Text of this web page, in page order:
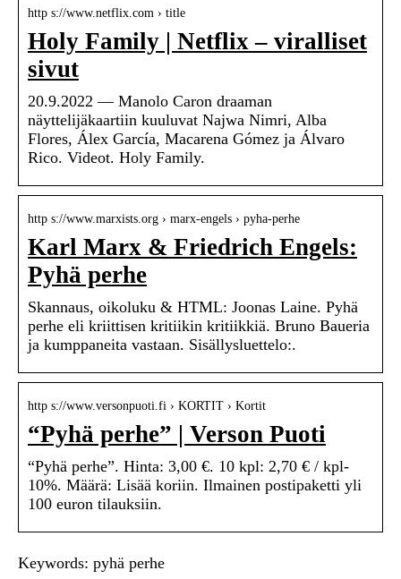
http s://www.netflix.com › title
Holy Family | Netflix – viralliset
sivut
20.9.2022 — Manolo Caron draaman
näyttelijäkaartiin kuuluvat Najwa Nimri, Alba
Flores, Álex García, Macarena Gómez ja Álvaro
Rico. Videot. Holy Family.
http s://www.marxists.org › marx-engels › pyha-perhe
Karl Marx & Friedrich Engels:
Pyhä perhe
Skannaus, oikoluku & HTML: Joonas Laine. Pyhä
perhe eli kriittisen kritiikin kritiikkiä. Bruno Baueria
ja kumppaneita vastaan. Sisällysluettelo:.
http s://www.versonpuoti.fi › KORTIT › Kortit
“Pyhä perhe” | Verson Puoti
“Pyhä perhe”. Hinta: 3,00 €. 10 kpl: 2,70 € / kpl-
10%. Määrä: Lisää koriin. Ilmainen postipaketti yli
100 euron tilauksiin.
Keywords: pyhä perhe